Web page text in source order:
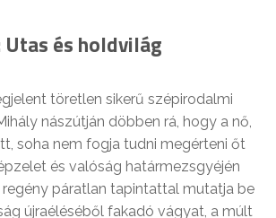
Utas és holdvilág
töretlen sikerű szépirodalmi
nászútján döbben rá, hogy a nő,
soha nem fogja tudni megérteni őt
és valóság határmezsgyéjén
páratlan tapintattal mutatja be
újraéléséből fakadó vágyat, a múlt